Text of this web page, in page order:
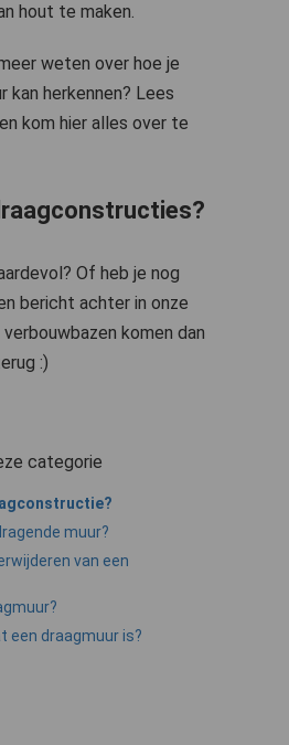
hout te maken.
weten over hoe je
kan herkennen? Lees
en kom hier alles over te
Of heb je nog
bericht achter in onze
komen dan
:)
categorie
muur?
van een
een draagmuur is?